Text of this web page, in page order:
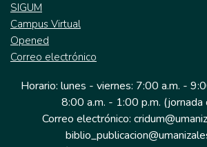
SIGUM
Campus Virtual
Opened
Correo electrónico
Horario: lunes - viernes: 7:00 a.m. -
8:00 a.m. - 1:00 p.m. (jornada
Correo electrónico: